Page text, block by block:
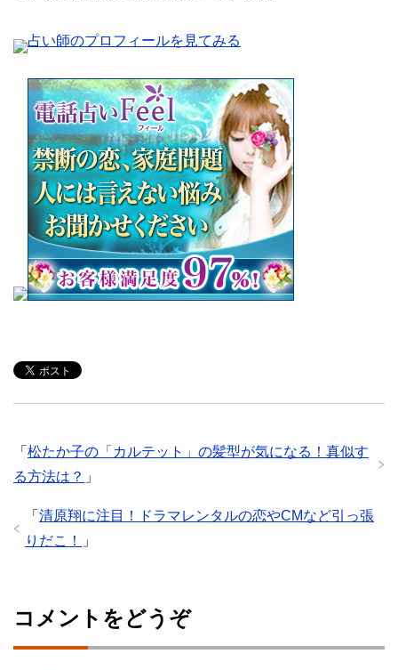
占い師のプロフィールを見てみる
「 松たか子の「カルテット」の髪型が気になる！真似す
る方法は？ 」
「 清原翔に注目！ドラマレンタルの恋やCMなど引っ張
りだこ！
」
コメントをどうぞ